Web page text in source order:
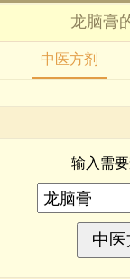
龙脑膏
中医方剂
输入需